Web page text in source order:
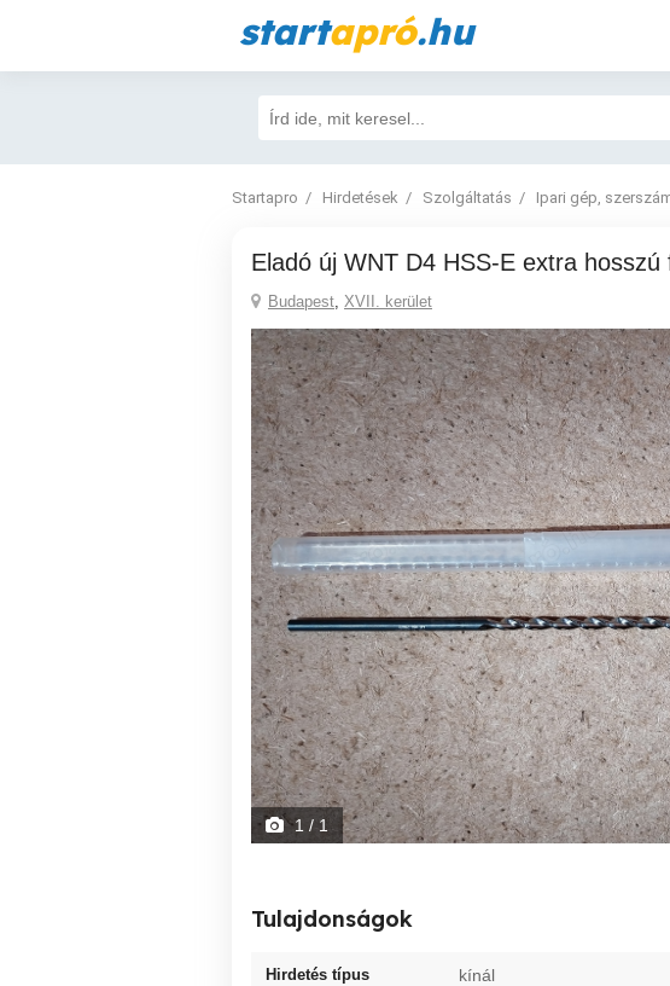
startapró.hu
Startapro Hirdetések Szolgáltatás Ipari gép,
Eladó új WNT D4 HSS-E extra hosszú
Budapest, XVII. kerület
1 / 1
Tulajdonságok
Hirdetés típus kínál